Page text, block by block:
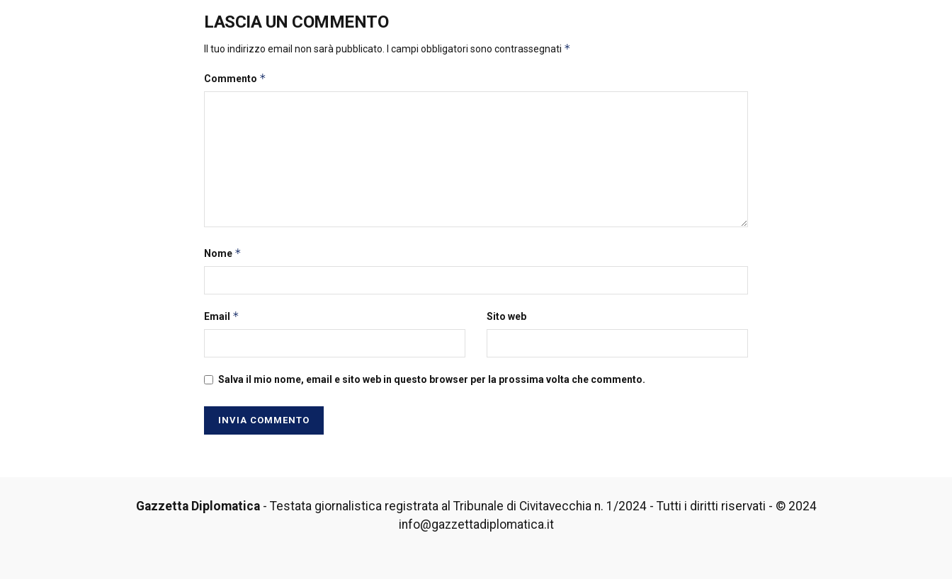
LASCIA UN COMMENTO
Il tuo indirizzo email non sarà pubblicato. I campi obbligatori sono contrassegnati *
Commento *
Nome *
Email * Sito web
Salva il mio nome, email e sito web in questo browser per la prossima volta che commento.
Gazzetta Diplomatica- Testata giornalistica registrata al Tribunale di Civitavecchia n. 1/2024 - Tutti i diritti riservati - © 2024
info@gazzettadiplomatica.it